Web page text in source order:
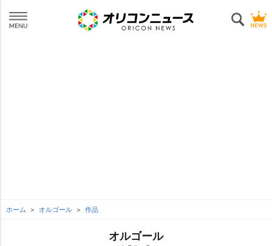
ホーム オルゴール 作品
オルゴール